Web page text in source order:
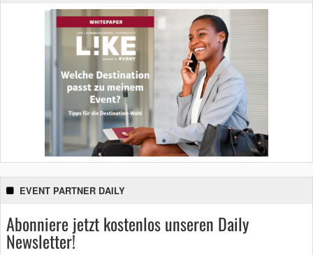
EVENT PARTNER DAILY
Abonniere jetzt kostenlos unseren Daily
Newsletter!